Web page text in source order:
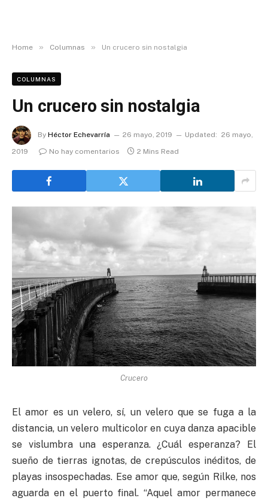
Home » Columnas » Un crucero sin nostalgia
COLUMNAS
Un crucero sin nostalgia
By Héctor Echevarría 26 mayo, 2019 Updated: 26 mayo,
2019
No hay comentarios 2 Mins Read
Crucero
El amor es un velero, sí, un velero que se fuga a la
distancia, un velero multicolor en cuya danza apacible
se vislumbra una esperanza. ¿Cuál esperanza? El
sueño de tierras ignotas, de crepúsculos inéditos, de
playas insospechadas. Ese amor que, según Rilke, nos
aguarda en el puerto final. “Aquel amor permanece